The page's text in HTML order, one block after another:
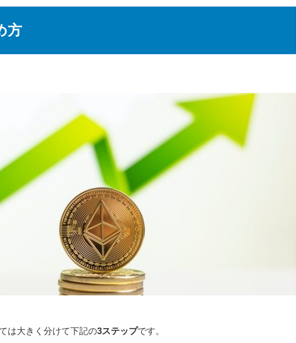
方
は大きく分けて下記の3ステップです。